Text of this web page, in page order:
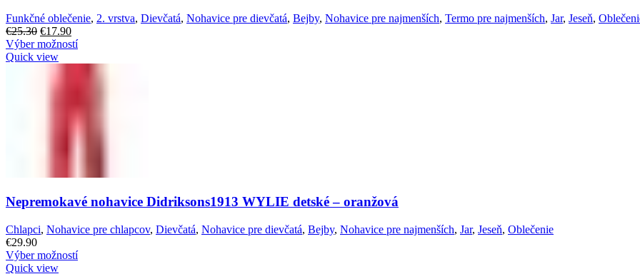
Funkčné oblečenie, 2. vrstva, Dievčatá, Nohavice pre dievčatá, Bejby, Nohavice pre najmenších, Termo pre najmenších, Jar, Jeseň,
€25.30 €17.90
Výber možností
Quick view
Nepremokavé nohavice Didriksons1913 WYLIE detské – oranžová
Chlapci, Nohavice pre chlapcov, Dievčatá, Nohavice pre dievčatá, Bejby, Nohavice pre najmenších, Jar, Jeseň, Oblečenie
€29.90
Výber možností
Quick view